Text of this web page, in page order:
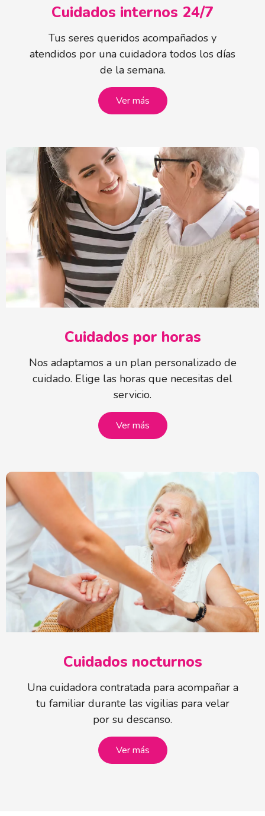
Cuidados internos 24/7
Tus seres queridos acompañados y
atendidos por una cuidadora todos los días
de la semana.
Ver más
Cuidados por horas
Nos adaptamos a un plan personalizado de
cuidado. Elige las horas que necesitas del
servicio.
Ver más
Cuidados nocturnos
Una cuidadora contratada para acompañar a
tu familiar durante las vigilias para velar
por su descanso.
Ver más